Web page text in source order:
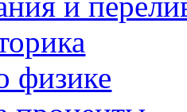
физике